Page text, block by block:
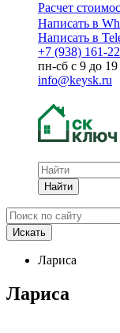
Расчет
Написать в
Написать в
+7 (938) 161-
пн-сб с 9 до 19
info@keysk.ru
Найти
Лариса
Лариса